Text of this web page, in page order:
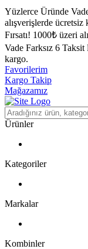
Yüzlerce Üründe
alışverişlerde ücretsiz
Fırsatı! 1000₺ üzeri
Vade Farksız 6 Taksit
kargo.
Favorilerim
Kargo Takip
Mağazamız
Ürünler
Kategoriler
Markalar
Kombinler